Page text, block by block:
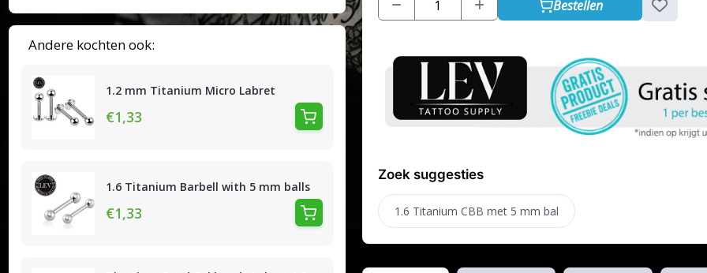
Andere kochten ook:
1.2 mm Titanium Micro Labret
€1,33
1.6 Titanium Barbell with 5 mm balls
€1,33
Bestellen
Zoek suggesties
1.6 Titanium CBB met 5 mm bal